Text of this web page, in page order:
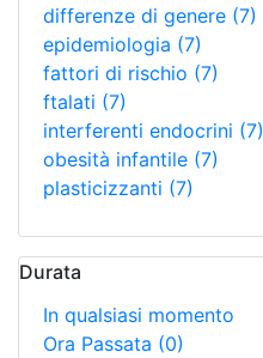
differenze di genere (7)
epidemiologia (7)
fattori di rischio (7)
ftalati (7)
interferenti endocrini (7)
obesità infantile (7)
plasticizzanti (7)
Durata
In qualsiasi momento
Ora Passata (0)